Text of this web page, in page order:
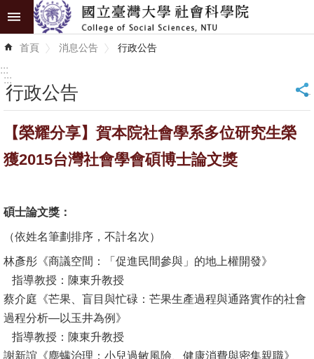
跳到主要內容區塊
進
階
識
學
單
位
消
首頁 消息公告 行政公告
:::
:::
行政公告 _
【榮耀分享】賀本院社會學系多位研究生榮
獲2015台灣社會學會碩博士論文獎
碩士論文獎：
（依姓名筆劃排序，不計名次）
林彥彤《商議空間：「促進民間參與」的地上權開發》
指導教授：陳東升教授
蔡介庭《芒果、盲目與忙碌：芒果生產過程與通路實作的社會
過程分析—以玉井為例》
指導教授：陳東升教授
謝新誼《塵螨治理：小兒過敏風險、健康消費與密集親職》